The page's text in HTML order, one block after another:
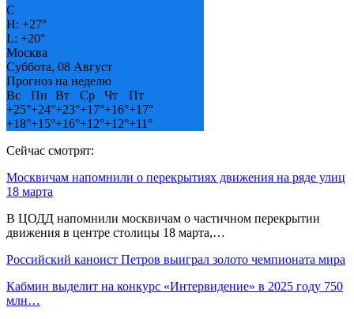
C
H: +27°
L: +20°
Москва
Суббота, 08 Август
Прогноз на неделю
Вс
Пн Вт Ср Чт
Пт
+25°+24°+23°+17°+16°+17°
+18°+15°+16°+12°+12°+11°
Сейчас смотрят:
Москвичам напомнили о перекрытиях движения на ряде улиц
18 марта
В ЦОДД напомнили москвичам о частичном перекрытии
движения в центре столицы 18 марта,…
Российский каноист Петров выиграл золото чемпионата мира
Кабмин выделит на конкурс «Интервидение» в 2025 году 750
млн…